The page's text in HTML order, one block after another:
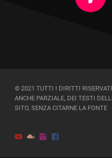
© 2021 TUTTI I DIRITTI
ANCHE PARZIALE, DEI TESTI
SITO, SENZA CITARNE LA FONTE